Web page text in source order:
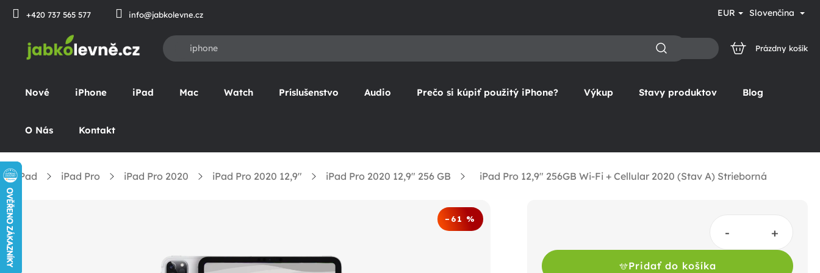
Prejsť
+420 737 565 577 info@jabkolevne.cz EUR Slovenčina
NÁKUPNÝ
Prázdny košík
Nové iPhone iPad Mac Watch Príslušenstvo Audio Prečo si kúpiť použitý iPhone? Výkup Stavy produktov Blog
O Nás Kontakt
iPad iPad Pro iPad Pro 2020 iPad Pro 2020 12,9" iPad Pro 2020 12,9" 256 GB iPad Pro 12,9" 256GB Wi-Fi + Cellular 2020 (Stav A) Strieborná
–61 %
Pridať do košíka